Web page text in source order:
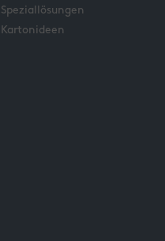
Speziallösungen
Kartonideen